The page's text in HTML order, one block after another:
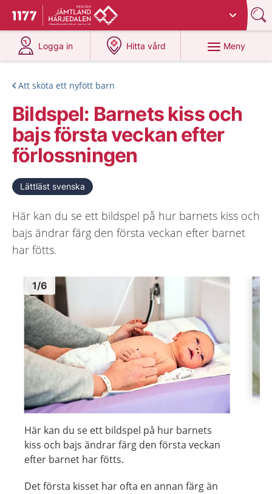
Till startsidan för 1177
Du har valt region
Logga in
på 1177.se
Hitta vård
på 1177.se
Meny
Att sköta ett nyfött barn
Bildspel: Barnets kiss och
bajs första veckan efter
förlossningen
Lättläst svenska
Här kan du se ett bildspel på hur barnets kiss och
bajs ändrar färg den första veckan efter barnet
har fötts.
Bild1
1/6
Här kan du se ett bildspel på hur barnets
kiss och bajs ändrar färg den första veckan
efter barnet har fötts.
Det första kisset har ofta en annan färg än
Bild 1
Visa
Visa föregående bild